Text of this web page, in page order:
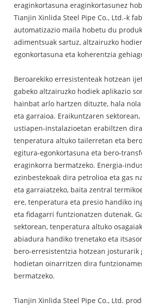
eraginkortasuna eraginkortasunez
Tianjin Xinlida Steel Pipe Co., Ltd.-k
automatizazio maila hobetu du
adimentsuak sartuz, altzairuzko
egonkortasuna eta koherentzia
Beroarekiko erresistenteak hotzean
gabeko altzairuzko hodiek aplikazio
hainbat arlo hartzen dituzte, hala
eta garraioa. Eraikuntzaren
ustiapen-instalazioetan erabiltzen
tenperatura altuko tailerretan eta
egitura-egonkortasuna eta bero-
eraginkorra bermatzeko. Energia-
ezinbestekoak dira petrolioa eta gas
eta garraiatzeko, baita zentral
ere, tenperatura eta presio handiko
eta fidagarri funtzionatzen dutenak.
sektorean, tenperatura altuko
abiadura handiko trenetako eta
bero-erresistentzia hotzean josturarik
hodietan oinarritzen dira
bermatzeko.
Tianjin Xinlida Steel Pipe Co., Ltd.